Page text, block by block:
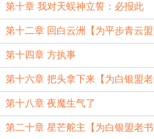
老书虫六号加更5】
第十章 我对天蜈神立誓：必报此
仇！
第十二章 回白云洲【为平步青云盟
主加更2】
第十四章 方执事
第十六章 把头拿下来【为白银盟老
书虫六号加更7】
第十八章 夜魔生气了
第二十章 星芒舵主【为白银盟老书